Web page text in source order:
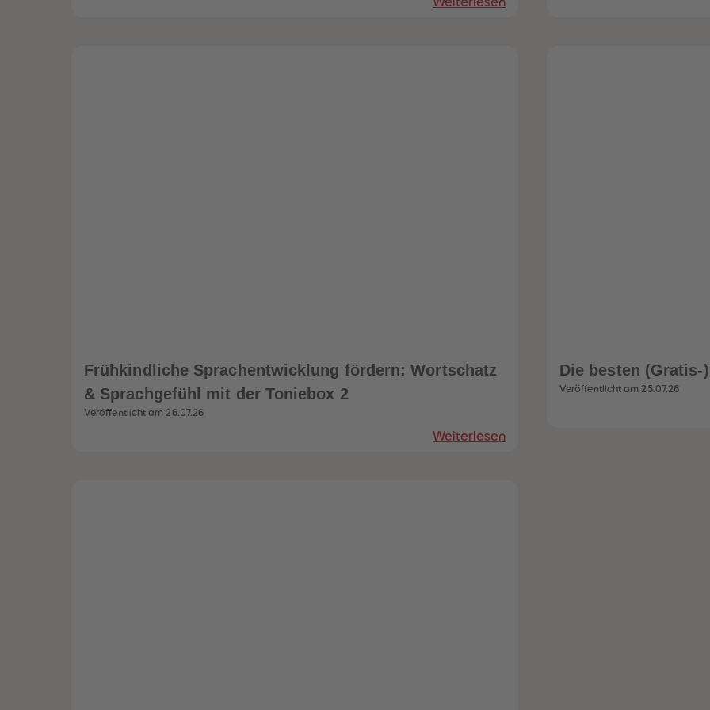
Frühkindliche Sprachentwicklung fördern: Wortschatz
& Sprachgefühl mit der Toniebox 2
Veröffentlicht am 26.07.26
Weiterlesen
Die besten (Gratis-
Veröffentlicht am 25.07.26